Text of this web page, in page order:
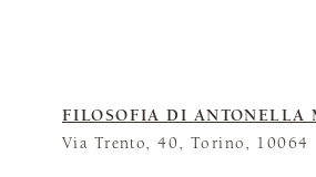
FILOSOFIA DI ANTONELLA
Via Trento, 40, Torino, 10064